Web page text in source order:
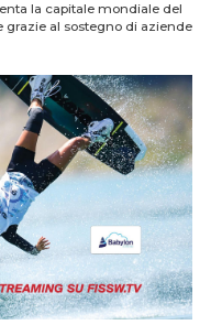
la capitale mondiale del
grazie al sostegno di aziende